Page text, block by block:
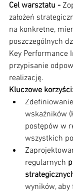
Cel warsztatu -
założeń
na konkretne,
poszczególnych
Key Performance
przypisanie
realizację.
Kluczowe korzyści:
wskaźników
postępów w
wszystkich
regularnych
wyników,